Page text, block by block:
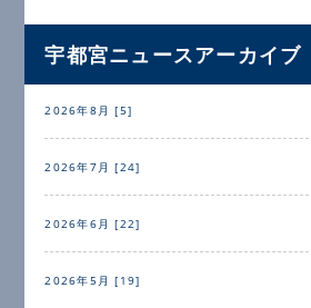
宇都宮ニュースアーカイブ
2026年8月 [5]
2026年7月 [24]
2026年6月 [22]
2026年5月 [19]